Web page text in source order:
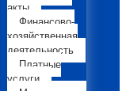
акты
Финансово-
хозяйственная
деятельность
Платные
услуги